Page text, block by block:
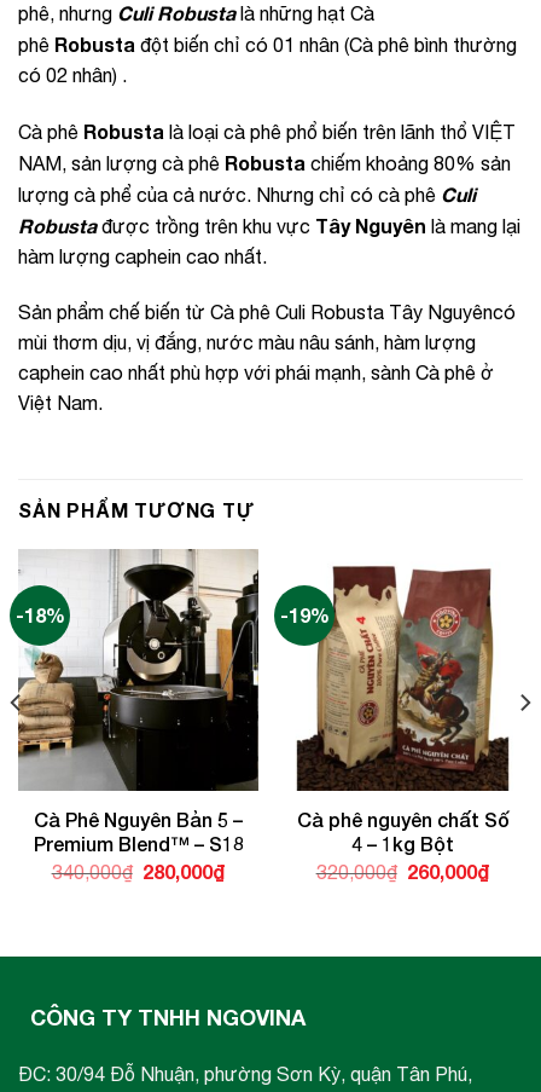
phê, nhưng Culi Robustalà những hạt Cà
phê Robusta đột biến chỉ có 01 nhân (Cà phê bình thường
có 02 nhân) .
Cà phê Robusta là loại cà phê phổ biến trên lãnh thổ VIỆT
NAM, sản lượng cà phê Robusta chiếm khoảng 80% sản
lượng cà phể của cả nước. Nhưng chỉ có cà phê Culi
Robustađược trồng trên khu vực Tây Nguyên là mang lại
hàm lượng caphein cao nhất.
Sản phẩm chế biến từ Cà phê Culi Robusta Tây Nguyêncó
mùi thơm dịu, vị đắng, nước màu nâu sánh, hàm lượng
caphein cao nhất phù hợp với phái mạnh, sành Cà phê ở
Việt Nam.
SẢN PHẨM TƯƠNG TỰ
-18%
Cà Phê Nguyên Bản 5 –
Premium Blend™ – S18
340,000₫ Giá
280,000₫Giá
-19%
Cà phê nguyên chất Số
4 – 1kg Bột
320,000₫ Giá
260,000₫Giá
CÔNG TY TNHH NGOVINA
ĐC: 30/94 Đỗ Nhuận, phường Sơn Kỳ, quận Tân Phú,